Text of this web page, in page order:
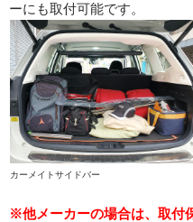
ーにも取付可能です。
カーメイトサイドバー
※他メーカーの場合は、取付